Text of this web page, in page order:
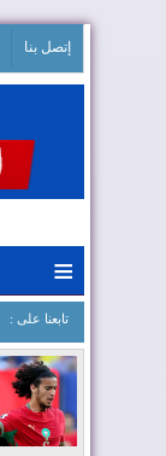
إتصل بنا
≡
: تابعنا على